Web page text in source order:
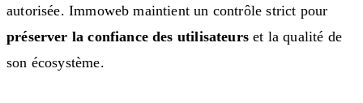
autorisée. Immoweb maintient un contrôle strict pour
préserver la confiance des utilisateurs et la qualité de
son écosystème.